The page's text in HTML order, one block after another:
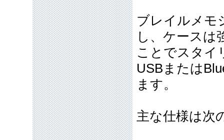
ブレイルメモ
し、ケースは
ことでスタイ
USBまたは
ます。
主な仕様は次